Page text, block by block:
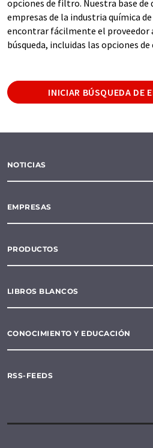
opciones de filtro. Nuestra base de
empresas de la industria química
encontrar fácilmente el proveedor
búsqueda, incluidas las opciones
INICIAR BÚSQUEDA DE
NOTICIAS
EMPRESAS
PRODUCTOS
LIBROS BLANCOS
CONOCIMIENTO Y EDUCACIÓN
RSS-FEEDS